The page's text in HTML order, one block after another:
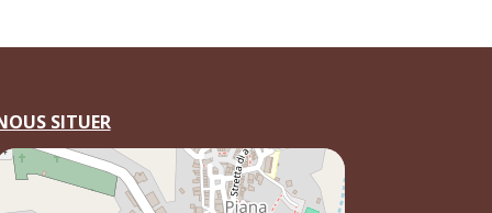
SITUER